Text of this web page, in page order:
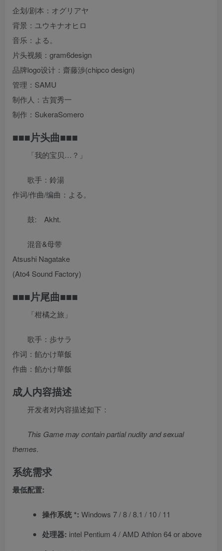
企划/剧本：オグリアヤ
背景：ユウキナオヒロ
音乐：よる。
片头视频：gram6design
品牌logo设计：齋藤渉(chipco design)
管理：SAMU
制作人：古賀秀一
制作：SukeraSomero
■■■片头曲■■■
「我的宝贝…？」
歌手：鈴湯
作词/作曲/编曲：よる。
鼓: Akht.
混音&母带
Atsushi Nagatake
(Ato4 Sound Factory)
■■■片尾曲■■■
「柑橘之旅」
歌手：歩サラ
作词：餡かけ華飯
作曲：餡かけ華飯
成人内容描述
开发者对内容描述如下：
This Game may contain partial nudity and sexual
themes.
系统需求
最低配置:
操作系统 *: Windows 7 / 8 / 8.1 / 10 / 11
处理器: intel Pentium 4 / AMD Athlon 64 or above